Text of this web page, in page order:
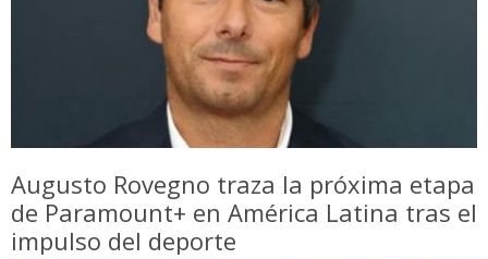
Augusto Rovegno traza la próxima etapa
de Paramount+ en América Latina tras el
impulso del deporte